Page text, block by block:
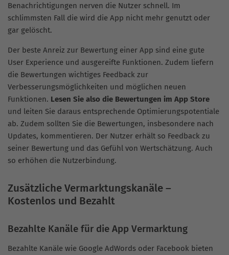
Benachrichtigungen nerven die Nutzer schnell. Im
schlimmsten Fall die wird die App nicht mehr genutzt oder
gar gelöscht.
Der beste Anreiz zur Bewertung einer App sind eine gute
User Experience und ausgereifte Funktionen. Zudem liefern
die Bewertungen wichtiges Feedback zur
Verbesserungsmöglichkeiten und möglichen neuen
Funktionen. Lesen Sie also die Bewertungen im App Store
und leiten Sie daraus entsprechende Optimierungspotentiale
ab. Zudem sollten Sie die Bewertungen, insbesondere nach
Updates, kommentieren. Der Nutzer erhält so Feedback zu
seiner Bewertung und das Gefühl von Wertschätzung. Auch
so erhöhen die Nutzerbindung.
Zusätzliche Vermarktungskanäle –
Kostenlos und Bezahlt
Bezahlte Kanäle für die App Vermarktung
Bezahlte Kanäle wie Google AdWords oder Facebook bieten